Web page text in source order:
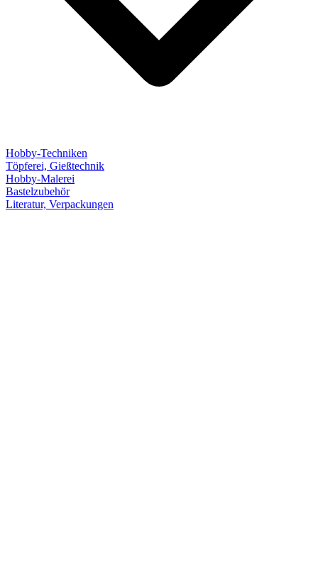
Hobby-Techniken
Töpferei, Gießtechnik
Hobby-Malerei
Bastelzubehör
Literatur, Verpackungen